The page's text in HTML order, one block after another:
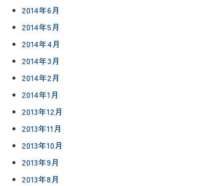
2014年6月
2014年5月
2014年4月
2014年3月
2014年2月
2014年1月
2013年12月
2013年11月
2013年10月
2013年9月
2013年8月